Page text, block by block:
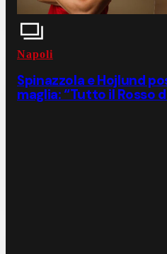
Napoli
Spinazzola e Hojlund
maglia: “Tutto il Rosso